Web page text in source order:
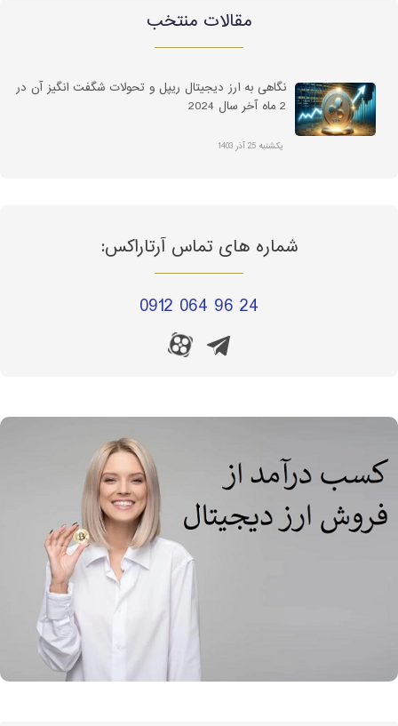
مقالات منتخب
نگاهی به ارز دیجیتال ریپل و تحولات شگفت انگیز آن در
2 ماه آخر سال 2024
یکشنبه 25 آذر 1403
شماره های تماس آرتاراکس:
0912 064 96 24